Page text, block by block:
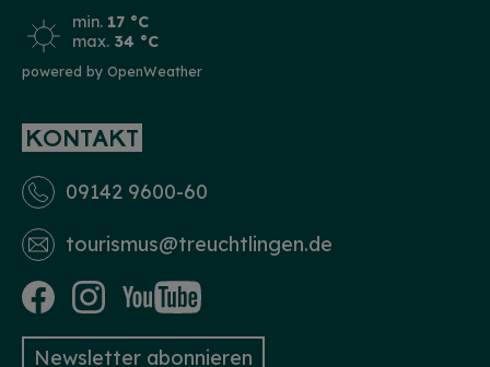
min. 17 °C
max. 34 °C
powered by OpenWeather
KONTAKT
09142 9600-60
tourismus­@treuchtlingen.de
Newsletter abonnieren